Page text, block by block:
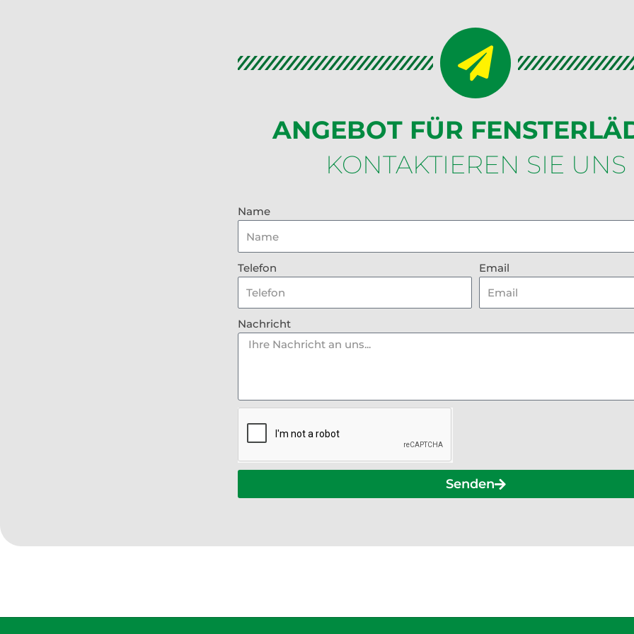
ANGEBOT FÜR
KONTAKTIEREN SIE UNS
Name
Telefon Email
Nachricht
Senden